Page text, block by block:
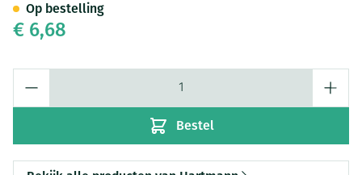
€ 6,68
Bestel
Op bestelling